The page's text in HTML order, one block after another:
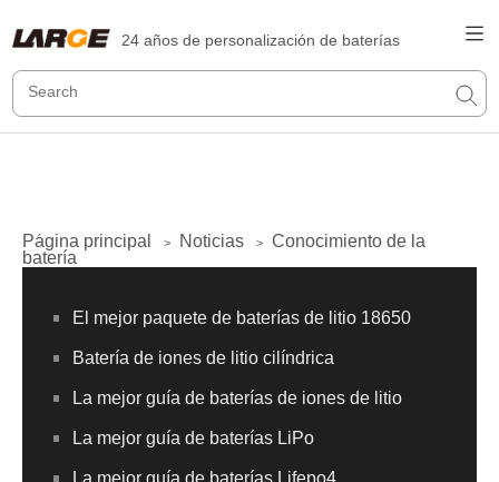
24 años de personalización de baterías
Página principal > Noticias >
Conocimiento de la
batería
El mejor paquete de baterías de litio 18650
Batería de iones de litio cilíndrica
La mejor guía de baterías de iones de litio
La mejor guía de baterías LiPo
La mejor guía de baterías Lifepo4